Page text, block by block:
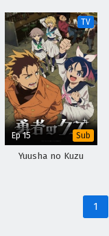
TV
Ep 15 Sub
Yuusha no Kuzu
1